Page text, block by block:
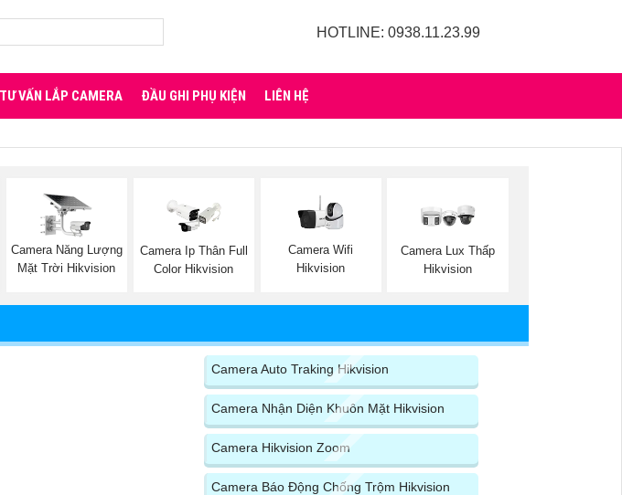
HOTLINE: 0938.11.23.99
TƯ VẤN LẮP CAMERA ĐẦU GHI PHỤ KIỆN LIÊN HỆ
Camera Năng Lượng
Mặt Trời Hikvision
Camera Ip Thân Full
Color Hikvision
Camera Wifi
Hikvision
Camera Lux Thấp
Hikvision
Camera Auto Traking Hikvision
Camera Nhận Diện Khuôn Mặt Hikvision
Camera Hikvision Zoom
Camera Báo Động Chống Trộm Hikvision